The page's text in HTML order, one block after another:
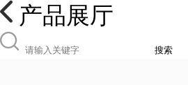
产品展厅
搜索